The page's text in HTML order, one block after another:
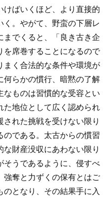
けばいくほど、より直接的
く。やがて、野蛮の下層レ
までくると、「良き古き企
を席巻することになるので
まく合法的な条件や環境が
何らかの慣行、暗黙の了解
なものは習慣的な受容とい
た地位として広く認められ
れた挑戦を受けない限り
のである。太古からの慣習
財産没収にあわない限り
そうであるように、侵すべ
強奪と力ずくの保有とはご
のとなり、その結果手に入